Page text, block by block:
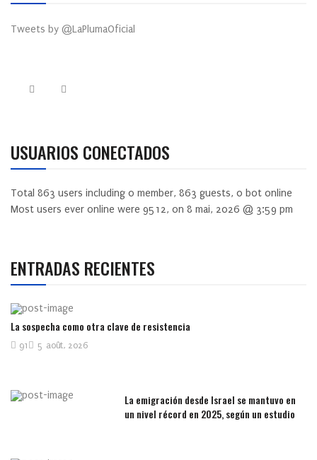
Tweets by @LaPlumaOficial
USUARIOS CONECTADOS
Total 863 users including 0 member, 863 guests, 0 bot online
Most users ever online were 9512, on 8 mai, 2026 @ 3:59 pm
ENTRADAS RECIENTES
La sospecha como otra clave de resistencia
5 août, 2026
91
La emigración desde Israel se mantuvo en
un nivel récord en 2025, según un estudio